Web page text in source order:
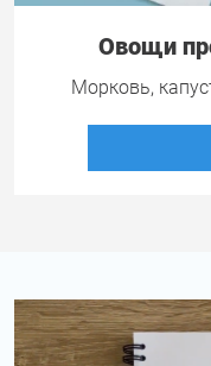
Овощи
Морковь,